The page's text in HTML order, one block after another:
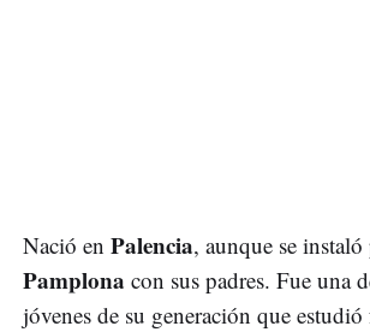
Nació en Palencia, aunque se
Pamplona con sus padres. Fue una
jóvenes de su generación que